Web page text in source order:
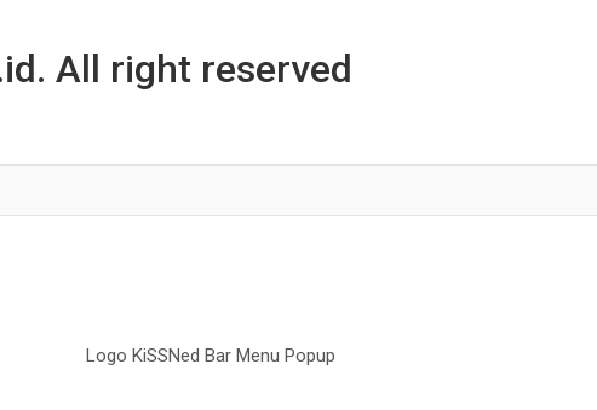
All right reserved